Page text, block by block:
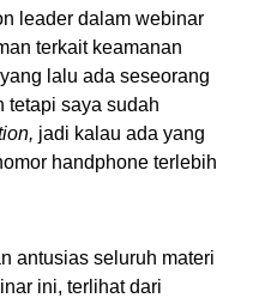
leader dalam webinar
terkait keamanan
lalu ada seseorang
tetapi saya sudah
jadi kalau ada yang
handphone terlebih
antusias seluruh materi
ini, terlihat dari